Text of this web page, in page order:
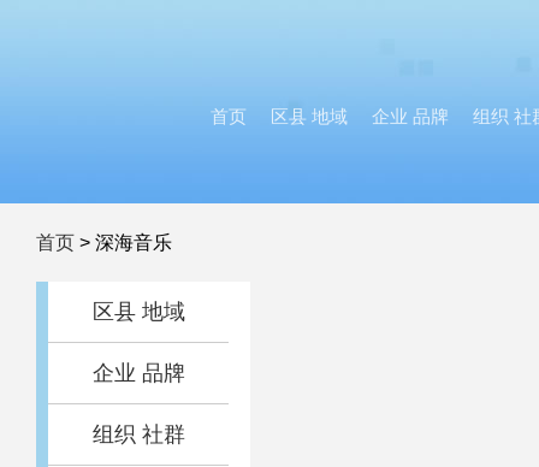
首页 区县 地域 企业 品牌 组织 社
首页 > 深海音乐
区县 地域
企业 品牌
组织 社群